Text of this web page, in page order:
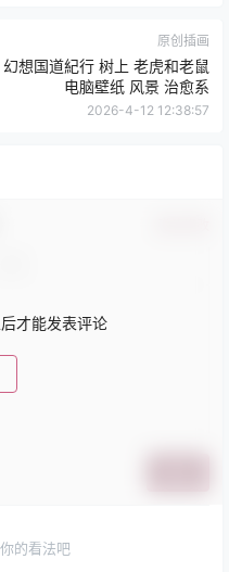
原创插画
幻想国道紀行 树上 老虎和老鼠
电脑壁纸 风景 治愈系
2026-4-12 12:38:57
才能发表评论
的看法吧